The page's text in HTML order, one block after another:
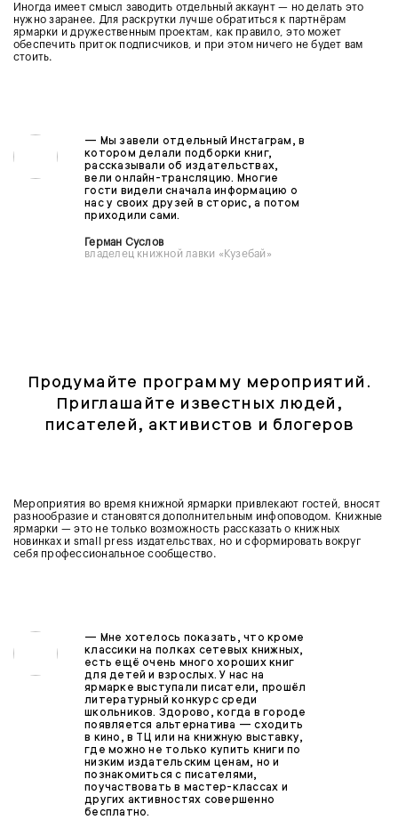
Иногда имеет смысл заводить отдельный аккаунт — но делать это
нужно заранее. Для раскрутки лучше обратиться к партнёрам
ярмарки и дружественным проектам, как правило, это может
обеспечить приток подписчиков, и при этом ничего не будет вам
стоить.
— Мы завели отдельный Инстаграм, в
котором делали подборки книг,
рассказывали об издательствах,
вели онлайн-трансляцию. Многие
гости видели сначала информацию о
нас у своих друзей в сторис, а потом
приходили сами.
Герман Суслов
владелец книжной лавки «Кузебай»
Продумайте программу мероприятий.
Приглашайте известных людей,
писателей, активистов и блогеров
Мероприятия во время книжной ярмарки привлекают гостей, вносят
разнообразие и становятся дополнительным инфоповодом. Книжные
ярмарки — это не только возможность рассказать о книжных
новинках и small press издательствах, но и сформировать вокруг
себя профессиональное сообщество.
— Мне хотелось показать, что кроме
классики на полках сетевых книжных,
есть ещё очень много хороших книг
для детей и взрослых. У нас на
ярмарке выступали писатели, прошёл
литературный конкурс среди
школьников. Здорово, когда в городе
появляется альтернатива — сходить
в кино, в ТЦ или на книжную выставку,
где можно не только купить книги по
низким издательским ценам, но и
познакомиться с писателями,
поучаствовать в мастер-классах и
других активностях совершенно
бесплатно.